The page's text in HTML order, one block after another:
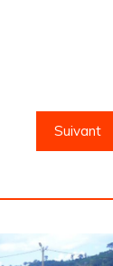
Suivant